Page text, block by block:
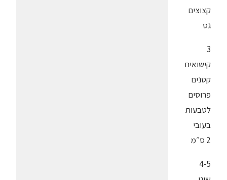
קצוצים
גס
3
קישואים
קטנים
פרוסים
לטבעות
בעובי
2 ס״מ
4-5